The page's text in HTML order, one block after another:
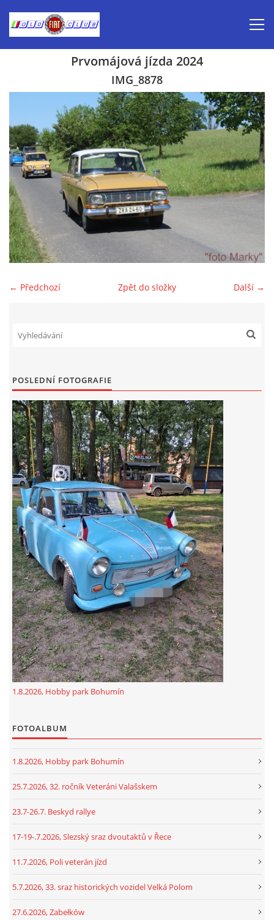
Inzerce prodej
Aktuálně-pozvánky
Kalendář veteránských akcí 2026
Prvomájová jízda 2026
Old Fiat Club historie
Old Fiat Club kontakty
Poháry a ceny členů klubu
Vývozy a osvědčení
Benzín - Čas bioblaženosti přichází
Moderní nafta
Stanovy Old Fiat Clubu, z. s.
GDPR
oldfiatclub@seznam.cz |RSS
Prvomájová jízda 2024
IMG_8878
← Předchozí Další →
Zpět do složky
POSLEDNÍ FOTOGRAFIE
1.8.2026, Hobby park Bohumín
FOTOALBUM
1.8.2026, Hobby park Bohumín
25.7.2026, 32. ročník Veteráni Valašskem
23.7-26.7. Beskyd rallye
17-19-.7.2026, Slezský sraz dvoutaktů v Řece
11.7.2026, Poli veterán jízd
5.7.2026, 33. sraz historických vozidel Velká Polom
27.6.2026, Zabełków